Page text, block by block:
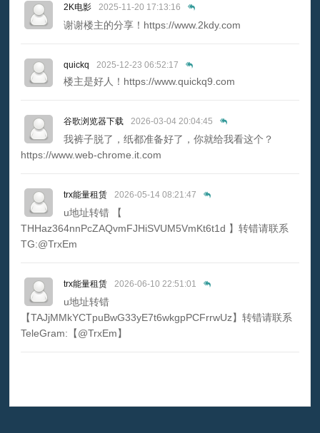
2K电影 2025-11-20 17:13:16
谢谢楼主的分享！https://www.2kdy.com
quickq 2025-12-23 06:52:17
楼主是好人！https://www.quickq9.com
谷歌浏览器下载 2026-03-04 20:04:45
我裤子脱了，纸都准备好了，你就给我看这个？
https://www.web-chrome.it.com
trx能量租赁 2026-05-14 08:21:47
u地址转错 【
THHaz364nnPcZAQvmFJHiSVUM5VmKt6t1d 】转错请联系
TG:@TrxEm
trx能量租赁 2026-06-10 22:51:01
u地址转错
【TAJjMMkYCTpuBwG33yE7t6wkgpPCFrrwUz】转错请联系
TeleGram:【@TrxEm】